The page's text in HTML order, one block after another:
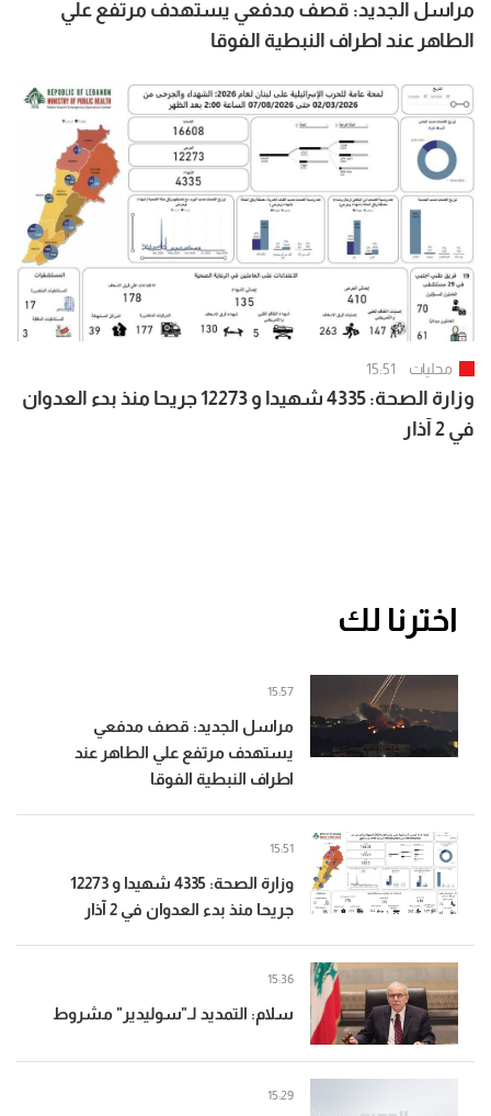
مراسل الجديد: قصف مدفعي يستهدف مرتفع علي
الطاهر عند اطراف النبطية الفوقا
محليات 15:51
وزارة الصحة: 4335 شهيدا و 12273 جريحا منذ بدء العدوان
في 2 آذار
اخترنا لك
مراسل الجديد: قصف مدفعي
يستهدف مرتفع علي الطاهر عند
اطراف النبطية الفوقا
15:57
وزارة الصحة: 4335 شهيدا و 12273
جريحا منذ بدء العدوان في 2 آذار
15:51
سلام: التمديد لـ"سوليدير" مشروط
15:36
15:29